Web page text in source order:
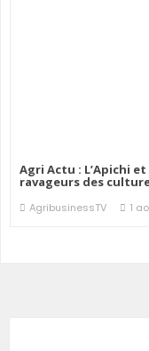
Agri Actu : L’Apichi
ravageurs des
AgribusinessTV 1